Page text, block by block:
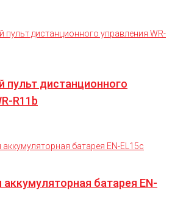
пульт дистанционного
R11b
батарея EN-